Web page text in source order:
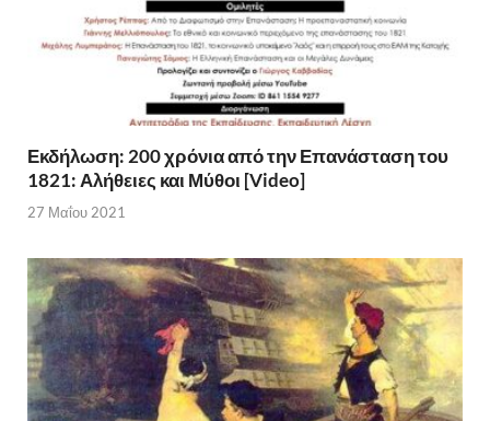
Εκδήλωση: 200 χρόνια από την Επανάσταση του
1821: Αλήθειες και Μύθοι [Video]
27 Μαΐου 2021